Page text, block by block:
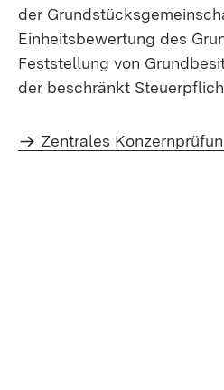
der
Einheitsbewertung des
Feststellung von
der beschränkt
Zentrales